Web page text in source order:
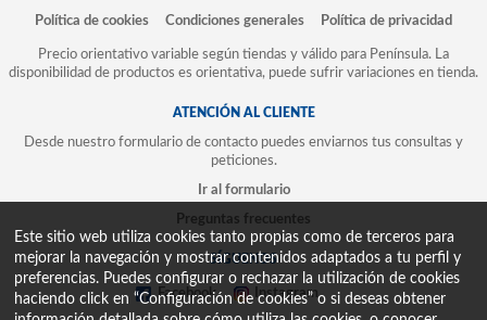
Política de cookies Condiciones generales Política de privacidad
Precio orientativo variable según tiendas y válido para Península. La
disponibilidad de productos es orientativa, puede sufrir variaciones en tienda.
ATENCIÓN AL CLIENTE
Desde nuestro formulario de contacto puedes enviarnos tus consultas y
peticiones.
Ir al formulario
Preguntas frecuentes
SÍGUENOS
Facebook Instagram
Este sitio web utiliza cookies tanto propias como de terceros para
mejorar la navegación y mostrar contenidos adaptados a tu perfil y
preferencias. Puedes configurar o rechazar la utilización de cookies
haciendo click en “Configuración de cookies” o si deseas obtener